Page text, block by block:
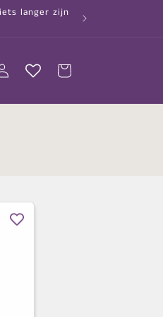
langer zijn
Warenkorb